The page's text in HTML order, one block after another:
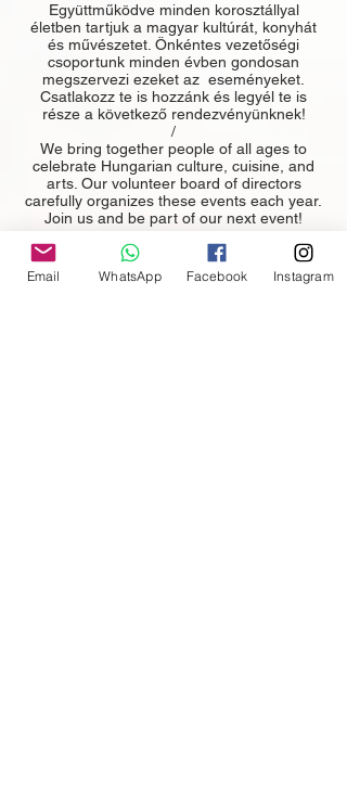
Együttműködve minden korosztállyal
életben tartjuk a magyar kultúrát, konyhát
és művészetet. Önkéntes vezetőségi
csoportunk minden évben gondosan
megszervezi ezeket az eseményeket.
Csatlakozz te is hozzánk és legyél te is
része a következő rendezvényünknek!
/
We bring together people of all ages to
celebrate Hungarian culture, cuisine, and
arts. Our volunteer board of directors
carefully organizes these events each year.
Join us and be part of our next event!
ÜNNEPELTÜNK / WE CELEBRATED
Email WhatsApp Facebook Instagram